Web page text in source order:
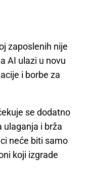
zaposlenih nije
AI ulazi u novu
i borbe za
se dodatno
ulaganja i brža
neće biti samo
koji izgrade